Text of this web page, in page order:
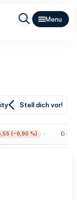
Stell dich vor!
(−0,90 %) Gold